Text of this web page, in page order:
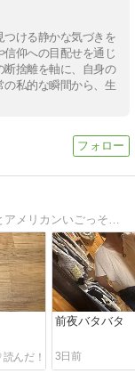
つける静かな気づきを
仰への目配せを通じ
捨離を軸に、自身の
私的な瞬間から、生
料理にすると丼カップル はちきんイジーとアメリカンいごっそうバッキーの 山あり谷ありの国際結婚ブログ
前夜バタバタ
3日前